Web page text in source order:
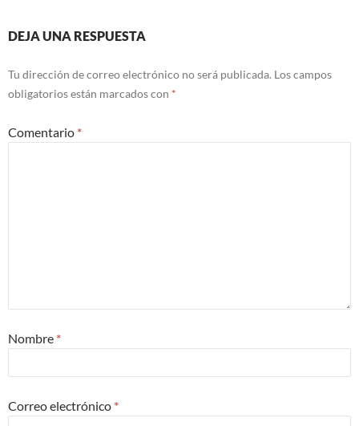
DEJA UNA RESPUESTA
Tu dirección de correo electrónico no será publicada. Los campos
obligatorios están marcados con *
Comentario *
Nombre *
Correo electrónico *